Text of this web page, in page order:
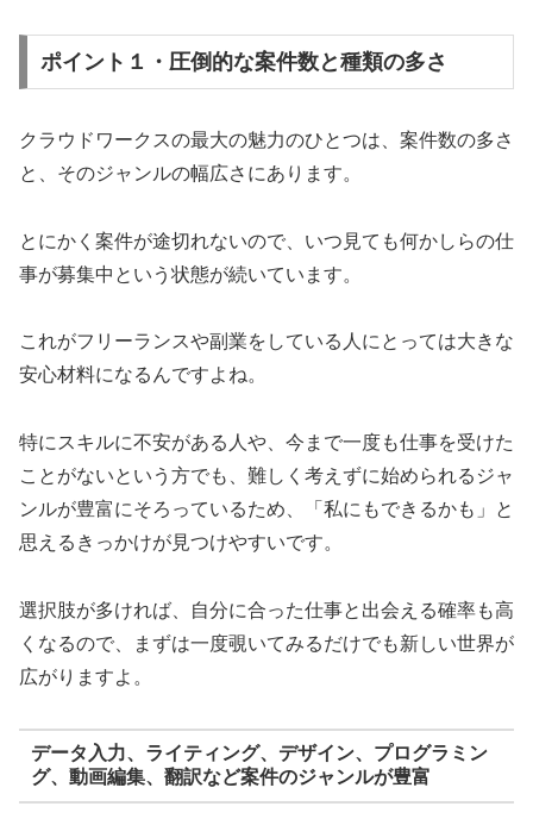
ポイント１・圧倒的な案件数と種類の多さ
クラウドワークスの最大の魅力のひとつは、案件数の多さ
と、そのジャンルの幅広さにあります。
とにかく案件が途切れないので、いつ見ても何かしらの仕
事が募集中という状態が続いています。
これがフリーランスや副業をしている人にとっては大きな
安心材料になるんですよね。
特にスキルに不安がある人や、今まで一度も仕事を受けた
ことがないという方でも、難しく考えずに始められるジャ
ンルが豊富にそろっているため、「私にもできるかも」と
思えるきっかけが見つけやすいです。
選択肢が多ければ、自分に合った仕事と出会える確率も高
くなるので、まずは一度覗いてみるだけでも新しい世界が
広がりますよ。
データ入力、ライティング、デザイン、プログラミン
グ、動画編集、翻訳など案件のジャンルが豊富